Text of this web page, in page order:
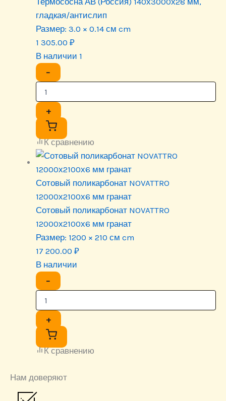
гладкая/антислип
Размер: 3.0 × 0.14 см cm
1 305.00 ₽
В наличии 1
−
+
К сравнению
Сотовый поликарбонат NOVATTRO
12000х2100х6 мм гранат
Сотовый поликарбонат NOVATTRO
12000х2100х6 мм гранат
Размер: 1200 × 210 см cm
17 200.00 ₽
В наличии
−
+
К сравнению
Нам доверяют